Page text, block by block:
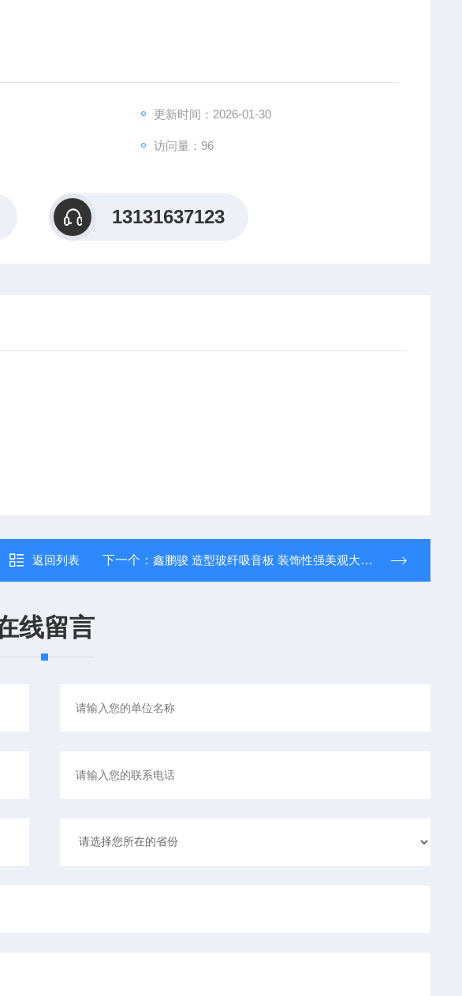
更新时间：2026-01-30
访问量：96
13131637123
返回列表 下一个： 鑫鹏骏 造型玻纤吸音板 装饰性强美观大方 隔音性能优 批量供应
线留言